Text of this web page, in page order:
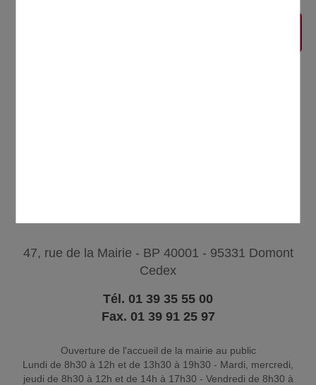
47, rue de la Mairie - BP 40001 - 95331 Domont
Cedex
Tél. 01 39 35 55 00
Fax. 01 39 91 25 97
Ouverture de l'accueil de la mairie au public
Lundi de 8h30 à 12h et de 13h30 à 19h30 - Mardi, mercredi,
jeudi de 8h30 à 12h et de 14h à 17h30 - Vendredi de 8h30 à